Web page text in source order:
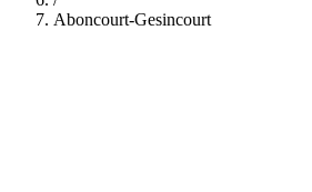
Aboncourt-Gesincourt